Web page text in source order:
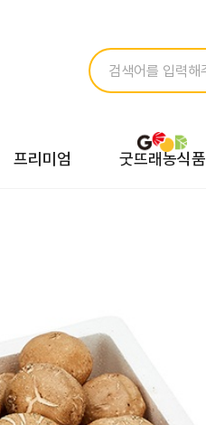
프리미엄 굿뜨래농식품